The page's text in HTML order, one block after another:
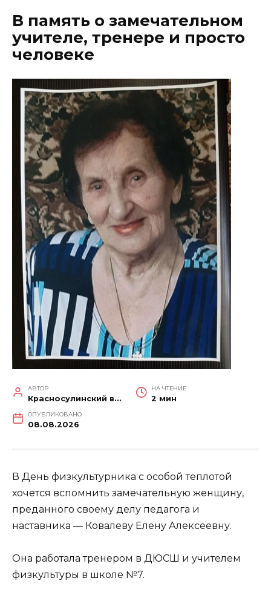
В память о замечательном
учителе, тренере и просто
человеке
АВТОР
Красносулинский вестник
НА ЧТЕНИЕ
2 мин
ОПУБЛИКОВАНО
08.08.2026
В День физкультурника с особой теплотой
хочется вспомнить замечательную женщину,
преданного своему делу педагога и
наставника — Ковалеву Елену Алексеевну.
Она работала тренером в ДЮСШ и учителем
физкультуры в школе №7.